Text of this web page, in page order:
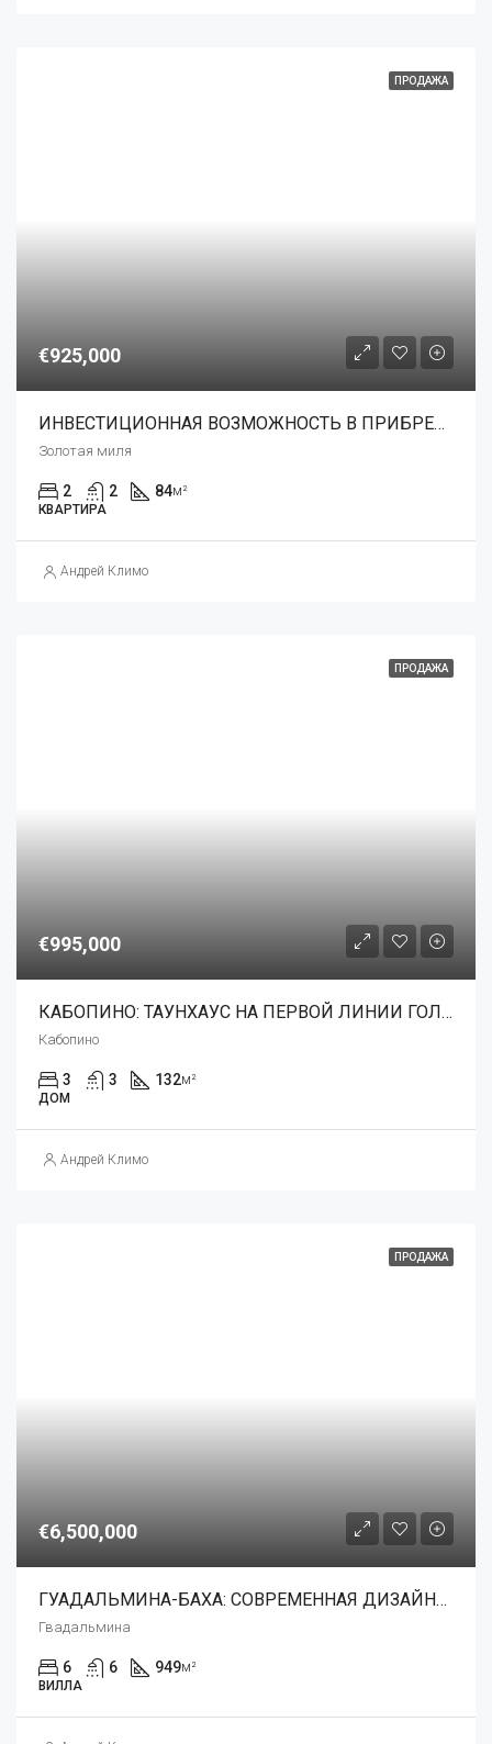
ПРОДАЖА
€925,000
ИНВЕСТИЦИОННАЯ ВОЗМОЖНОСТЬ В ПРИБРЕЖНОМ РАЙОНЕ ЗОЛОТОЙ МИЛИ
Золотая миля
2 2 84м²
КВАРТИРА
Андрей Климо
ПРОДАЖА
€995,000
КАБОПИНО: ТАУНХАУС НА ПЕРВОЙ ЛИНИИ ГОЛЬФА С ПАНОРАМНЫМ ВИДОМ НА МОРЕ
Кабопино
3 3 132м²
ДОМ
Андрей Климо
ПРОДАЖА
€6,500,000
ГУАДАЛЬМИНА-БАХА: СОВРЕМЕННАЯ ДИЗАЙНЕРСКАЯ ВИЛЛА В СТИЛЕ МАЙАМИ РЯДОМ С УСЛУГАМИ
Гвадальмина
6 6 949м²
ВИЛЛА